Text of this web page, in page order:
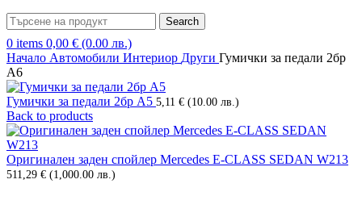
Search
0 items 0,00 € (0.00 лв.)
Начало Автомобили Интериор Други Гумички за педали 2бр
А6
Гумички за педали 2бр А5 5,11 € (10.00 лв.)
Back to products
Оригинален заден спойлер Mercedes E-CLASS SEDAN W213
511,29 € (1,000.00 лв.)